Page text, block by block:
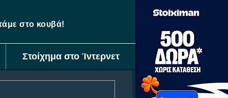
στο κουβά!
Στοίχημα στο Ίντερνετ